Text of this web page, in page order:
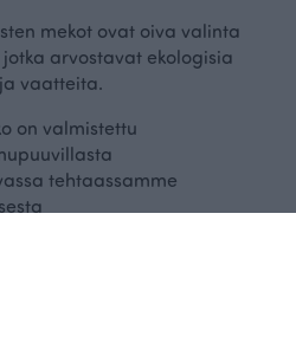
HELKA collegemekko, Hehku
Sininen
185.00 EUR